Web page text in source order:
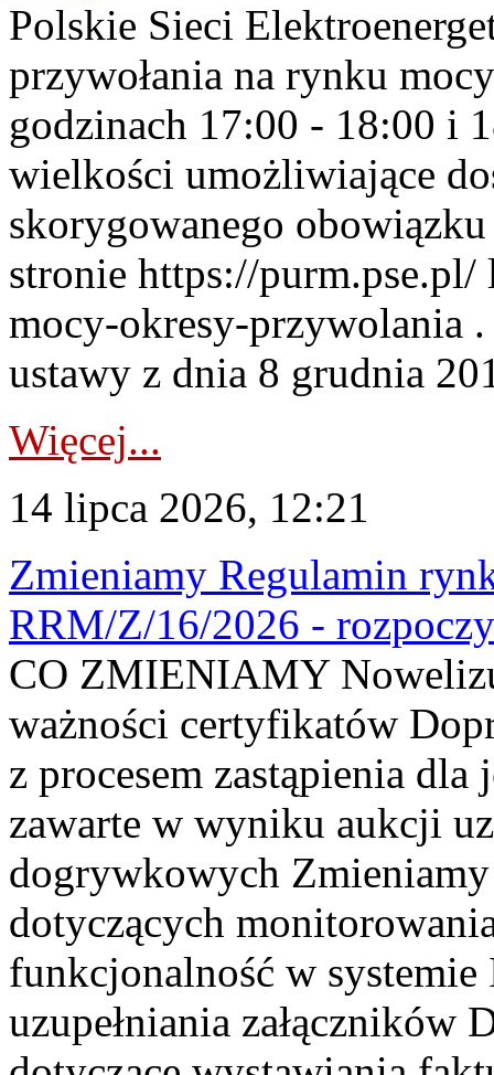
Polskie Sieci
przywołania na rynku
godzinach 17:00 - 18:00 i
wielkości umożliwiające
skorygowanego
stronie https://
mocy-okresy-przywolania
ustawy z dnia 8 grudnia
Więcej...
14 lipca 2026, 12:21
Zmieniamy Regulamin
RRM/Z/16/2026 -
CO ZMIENIAMY
ważności certyfikatów
z procesem zastąpienia
zawarte w wyniku aukcji
dogrywkowych Zmieniamy
dotyczących
funkcjonalność w
uzupełniania załączników